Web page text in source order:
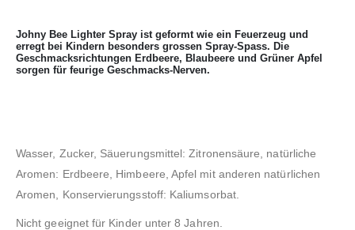
Johny Bee Lighter Spray ist geformt wie ein Feuerzeug und
erregt bei Kindern besonders grossen Spray-Spass. Die
Geschmacksrichtungen Erdbeere, Blaubeere und Grüner Apfel
sorgen für feurige Geschmacks-Nerven.
Wasser, Zucker, Säuerungsmittel: Zitronensäure, natürliche
Aromen: Erdbeere, Himbeere, Apfel mit anderen natürlichen
Aromen, Konservierungsstoff: Kaliumsorbat.
Nicht geeignet für Kinder unter 8 Jahren.